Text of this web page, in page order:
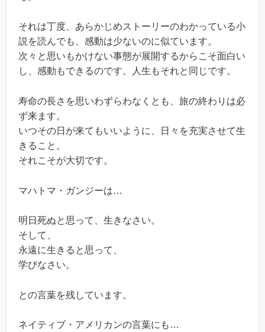
それは丁度、あらかじめストーリーのわかっている小
説を読んでも、感動は少ないのに似ています。
次々と思いもかけない事態が展開するからこそ面白い
し、感動もできるのです。人生もそれと同じです。
寿命の長さを思いわずらわなくとも、旅の終わりは必
ず来ます。
いつその日が来てもいいように、日々を充実させて生
きること。
それこそが大切です。
マハトマ・ガンジーは…
明日死ぬと思って、生きなさい。
そして、
永遠に生きると思って、
学びなさい。
との言葉を残しています。
ネイティブ・アメリカンの言葉にも…